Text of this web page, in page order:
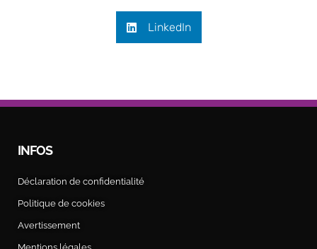
LinkedIn
INFOS
Déclaration de confidentialité
Politique de cookies
Avertissement